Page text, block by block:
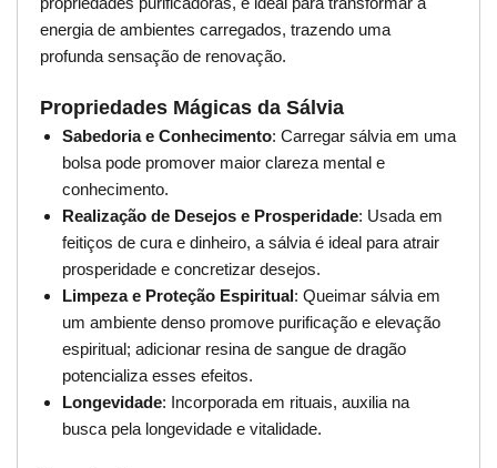
energia de ambientes carregados, trazendo uma
profunda sensação de renovação.
Propriedades Mágicas da Sálvia
Sabedoria e Conhecimento: Carregar sálvia em uma
bolsa pode promover maior clareza mental e
conhecimento.
Realização de Desejos e Prosperidade: Usada em
feitiços de cura e dinheiro, a sálvia é ideal para atrair
prosperidade e concretizar desejos.
Limpeza e Proteção Espiritual: Queimar sálvia em
um ambiente denso promove purificação e elevação
espiritual; adicionar resina de sangue de dragão
potencializa esses efeitos.
Longevidade: Incorporada em rituais, auxilia na
busca pela longevidade e vitalidade.